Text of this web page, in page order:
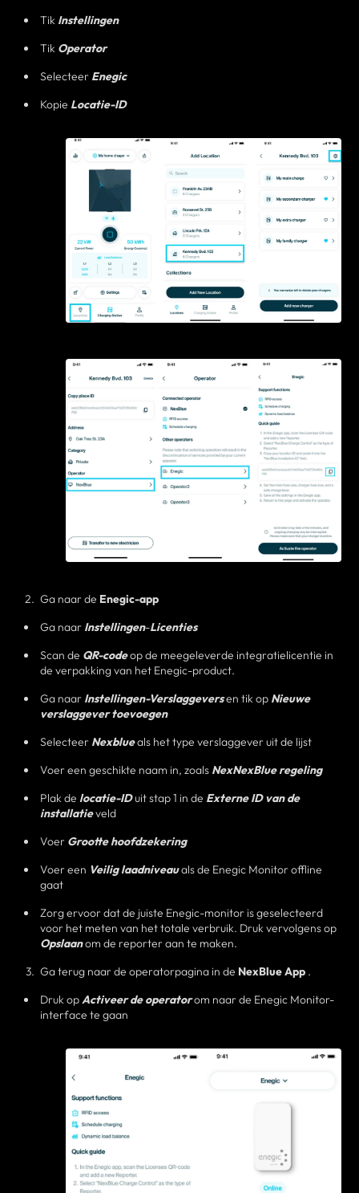
Tik Instellingen
Tik Operator
Selecteer Enegic
Kopie Locatie-ID
Ga naar de Enegic-app
Ga naar Instellingen-Licenties
Scan de QR-codeop de meegeleverde integratielicentie in
de verpakking van het Enegic-product.
Ga naar Instellingen-Verslaggeversen tik op Nieuwe
verslaggever toevoegen
Selecteer Nexblueals het type verslaggever uit de lijst
Voer een geschikte naam in, zoals NexNexBlue regeling
Plak de locatie-IDuit stap 1 in de Externe ID van de
installatieveld
Voer Grootte hoofdzekering
Voer een Veilig laadniveauals de Enegic Monitor offline
gaat
Zorg ervoor dat de juiste Enegic-monitor is geselecteerd
voor het meten van het totale verbruik. Druk vervolgens op
Opslaanom de reporter aan te maken.
Ga terug naar de operatorpagina in de NexBlue App .
Druk opActiveer de operatorom naar de Enegic Monitor-
interface te gaan